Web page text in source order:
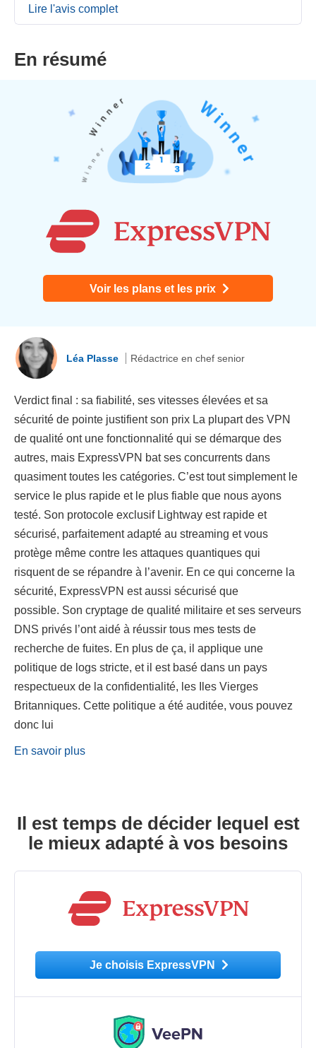
Lire l'avis complet
En résumé
Voir les plans et les prix
Léa Plasse Rédactrice en chef senior
Verdict final : sa fiabilité, ses vitesses élevées et sa
sécurité de pointe justifient son prix La plupart des VPN
de qualité ont une fonctionnalité qui se démarque des
autres, mais ExpressVPN bat ses concurrents dans
quasiment toutes les catégories. C’est tout simplement le
service le plus rapide et le plus fiable que nous ayons
testé. Son protocole exclusif Lightway est rapide et
sécurisé, parfaitement adapté au streaming et vous
protège même contre les attaques quantiques qui
risquent de se répandre à l’avenir. En ce qui concerne la
sécurité, ExpressVPN est aussi sécurisé que
possible. Son cryptage de qualité militaire et ses serveurs
DNS privés l’ont aidé à réussir tous mes tests de
recherche de fuites. En plus de ça, il applique une
politique de logs stricte, et il est basé dans un pays
respectueux de la confidentialité, les Iles Vierges
Britanniques. Cette politique a été auditée, vous pouvez
donc lui
En savoir plus
Il est temps de décider lequel est
le mieux adapté à vos besoins
Je choisis ExpressVPN